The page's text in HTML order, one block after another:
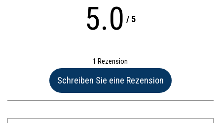
5.0 / 5
1 Rezension